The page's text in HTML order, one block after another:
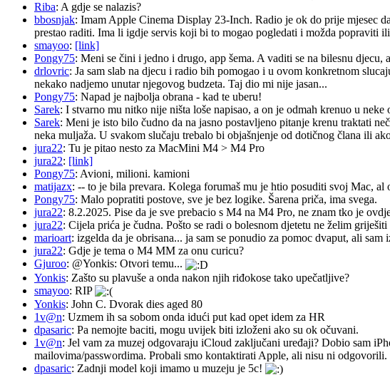
Riba: A gdje se nalazis?
bbosnjak: Imam Apple Cinema Display 23-Inch. Radio je ok do prije mjesec
prestao raditi. Ima li igdje servis koji bi to mogao pogledati i možda popraviti
smayoo: [link]
Pongy75: Meni se čini i jedno i drugo, app šema. A vaditi se na bilesnu
drlovric: Ja sam slab na djecu i radio bih pomogao i u ovom konkretnom
nekako nadjemo unutar njegovog budzeta. Taj dio mi nije jasan...
Pongy75: Napad je najbolja obrana - kad te uberu!
Sarek: I stvarno mu nitko nije ništa loše napisao, a on je odmah krenuo u neke
Sarek: Meni je isto bilo čudno da na jasno postavljeno pitanje krenu traktati
neka muljaža. U svakom slučaju trebalo bi objašnjenje od dotičnog člana ili
jura22: Tu je pitao nesto za MacMini M4 > M4 Pro
jura22: [link]
Pongy75: Avioni, milioni. kamioni
matijazx: -- to je bila prevara. Kolega forumaš mu je htio posuditi svoj Mac, al
Pongy75: Malo popratiti postove, sve je bez logike. Šarena priča, ima svega.
jura22: 8.2.2025. Pise da je sve prebacio s M4 na M4 Pro, ne znam tko je
jura22: Cijela prića je čudna. Pošto se radi o bolesnom djetetu ne želim griješiti
marioart: izgelda da je obrisana... ja sam se ponudio za pomoc dvaput, ali sam
jura22: Gdje je tema o M4 MM za onu curicu?
Gjuroo: @Yonkis: Otvori temu...
Yonkis: Zašto su plavuše a onda nakon njih riđokose tako upečatljive?
smayoo: RIP
Yonkis: John C. Dvorak dies aged 80
1v@n: Uzmem ih sa sobom onda idući put kad opet idem za HR
dpasaric: Pa nemojte baciti, mogu uvijek biti izloženi ako su ok očuvani.
1v@n: Jel vam za muzej odgovaraju iCloud zaključani uređaji? Dobio sam
mailovima/passwordima. Probali smo kontaktirati Apple, ali nisu ni
dpasaric: Zadnji model koji imamo u muzeju je 5c!